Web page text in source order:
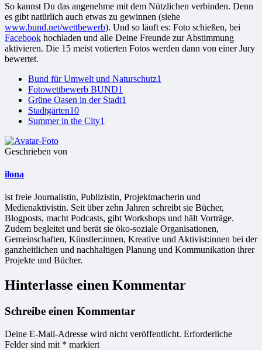
So kannst Du das angenehme mit dem Nützlichen verbinden. Denn
es gibt natürlich auch etwas zu gewinnen (siehe
www.bund.net/wettbewerb). Und so läuft es: Foto schießen, bei
Facebook hochladen und alle Deine Freunde zur Abstimmung
aktivieren. Die 15 meist votierten Fotos werden dann von einer Jury
bewertet.
Bund für Umwelt und Naturschutz1
Fotowettbewerb BUND1
Grüne Oasen in der Stadt1
Stadtgärten10
Summer in the City1
Geschrieben von
ilona
ist freie Jour­na­lis­tin, Publizistin, Projekt­ma­che­rin und
Medienaktivistin. Seit über zehn Jahren schreibt sie Bücher,
Blogposts, macht Podcasts, gibt Workshops und hält Vorträge.
Zudem begleitet und berät sie öko-soziale Organisationen,
Gemeinschaften, Künstler:innen, Kreative und Aktivist:innen bei der
ganzheitlichen und nachhaltigen Planung und Kommunikation ihrer
Projekte und Bücher.
Hinterlasse einen Kommentar
Schreibe einen Kommentar
Deine E-Mail-Adresse wird nicht veröffentlicht. Erforderliche
Felder sind mit * markiert